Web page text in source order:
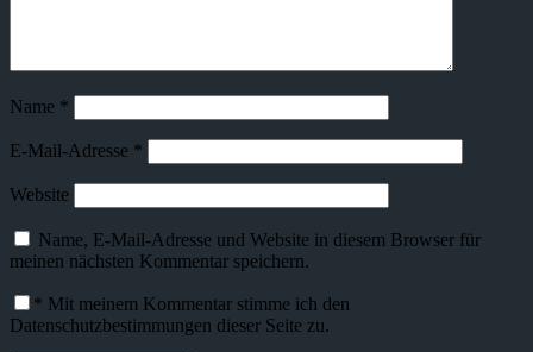
Name *
E-Mail-Adresse *
Website
Name, E-Mail-Adresse und Website in diesem Browser für
meinen nächsten Kommentar speichern.
* Mit meinem Kommentar stimme ich den
Datenschutzbestimmungen dieser Seite zu.